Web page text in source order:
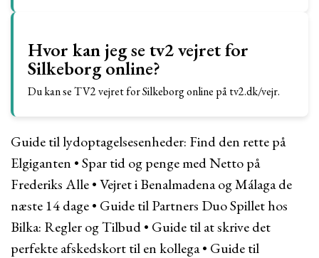
Hvor kan jeg se tv2 vejret for
Silkeborg online?
Du kan se TV2 vejret for Silkeborg online på tv2.dk/vejr.
Guide til lydoptagelsesenheder: Find den rette på
Elgiganten •Spar tid og penge med Netto på
Frederiks Alle•Vejret i Benalmadena og Málaga de
næste 14 dage• Guide til Partners Duo Spillet hos
Bilka: Regler og Tilbud• Guide til at skrive det
perfekte afskedskort til en kollega• Guide til